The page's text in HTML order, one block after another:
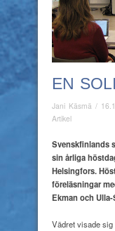
EN
Jani Käsmä /
Artikel
Svenskfinlands
sin årliga
Helsingfors.
föreläsningar
Ekman och
Vädret visade